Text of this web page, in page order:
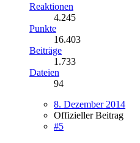
Reaktionen
4.245
Punkte
16.403
Beiträge
1.733
Dateien
94
8. Dezember 2014
Offizieller Beitrag
#5